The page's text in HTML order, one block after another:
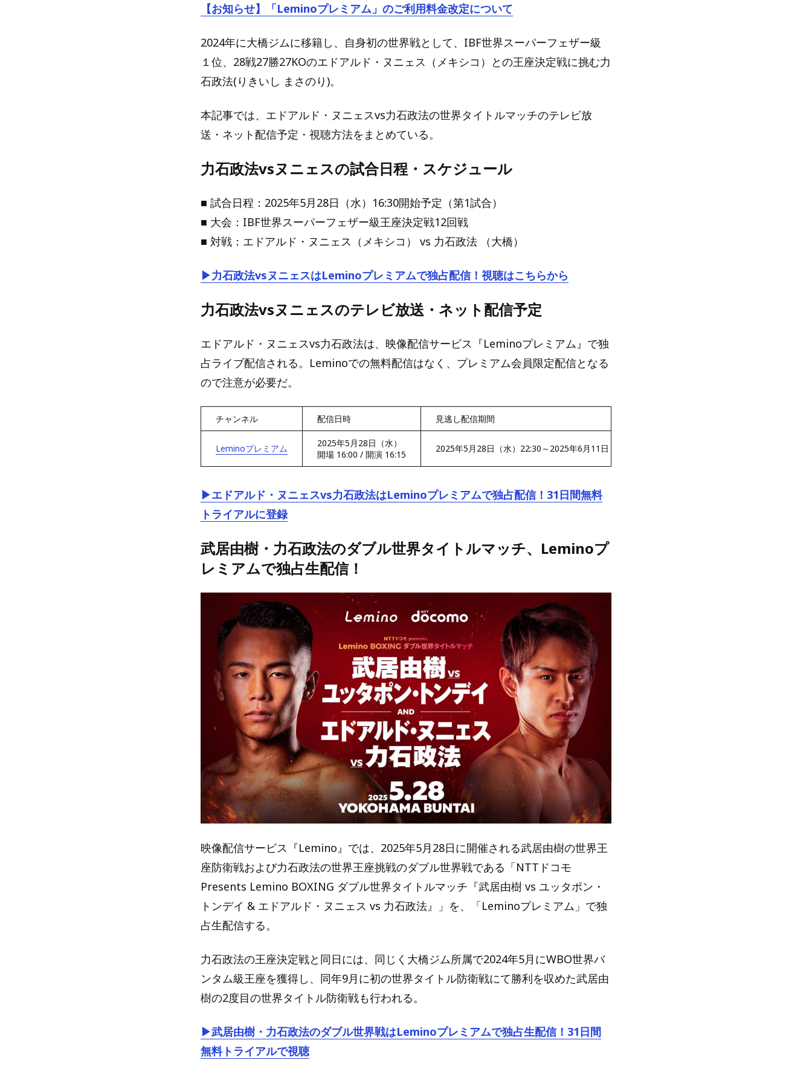
【お知らせ】「Leminoプレミアム」のご利用料金改定について
2024年に大橋ジムに移籍し、自身初の世界戦として、IBF世界スーパーフェザー級
１位、28戦27勝27KOのエドアルド・ヌニェス（メキシコ）との王座決定戦に挑む力
石政法(りきいし まさのり)。
本記事では、エドアルド・ヌニェスvs力石政法の世界タイトルマッチのテレビ放
送・ネット配信予定・視聴方法をまとめている。
力石政法vsヌニェスの試合日程・スケジュール
■ 試合日程： 2025年5月28日（水）16:30開始予定（第1試合）
■ 大会：IBF世界スーパーフェザー級王座決定戦12回戦
■ 対戦：エドアルド・ヌニェス（メキシコ） vs 力石政法 （大橋）
▶力石政法vsヌニェスはLeminoプレミアムで独占配信！視聴はこちらから
力石政法vsヌニェスのテレビ放送・ネット配信予定
エドアルド・ヌニェスvs力石政法は、映像配信サービス『Leminoプレミアム』で独
占ライブ配信される。Leminoでの無料配信はなく、プレミアム会員限定配信となる
ので注意が必要だ。
チャンネル 配信日時 見逃し配信期間
Leminoプレミアム
2025年5月28日（水）
開場 16:00 / 開演 16:15
2025年5月28日（水）22:30～2025年6月11日（水）22:30
▶エドアルド・ヌニェスvs力石政法はLeminoプレミアムで独占配信！31日間無料
トライアルに登録
武居由樹・力石政法のダブル世界タイトルマッチ、Leminoプ
レミアムで独占生配信！
映像配信サービス『Lemino』では、2025年5月28日に開催される武居由樹の世界王
座防衛戦および力石政法の世界王座挑戦のダブル世界戦である「NTTドコモ
Presents Lemino BOXING ダブル世界タイトルマッチ『武居由樹 vs ユッタポン・
トンデイ & エドアルド・ヌニェス vs 力石政法』」を、「Leminoプレミアム」で独
占生配信する。
力石政法の王座決定戦と同日には、同じく大橋ジム所属で2024年5月にWBO世界バ
ンタム級王座を獲得し、同年9月に初の世界タイトル防衛戦にて勝利を収めた武居由
樹の2度目の世界タイトル防衛戦も行われる。
▶武居由樹・力石政法のダブル世界戦はLeminoプレミアムで独占生配信！31日間
無料トライアルで視聴